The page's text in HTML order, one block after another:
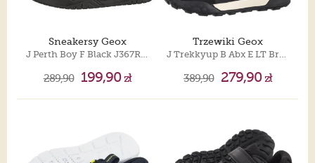
Sneakersy Geox
289,90 199,90zł
Trzewiki Geox
J Trekkyup B Abx E LT Brown/Black J46MBE 0MEMS C0275
389,90 279,90zł